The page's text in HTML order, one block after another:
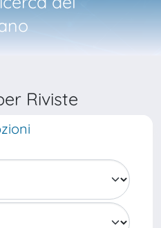
Riviste